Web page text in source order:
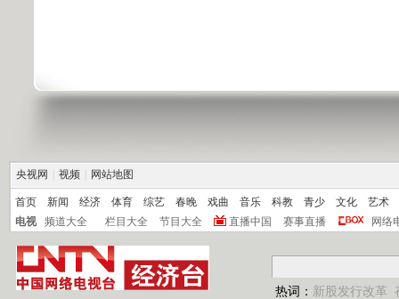
央视网 视频 网站地图
首页 新闻 经济 体育 综艺 春晚 戏曲 音乐 科教 青少 文化
艺术
电视
频道大全 栏目大全 节目大全 直播中国 赛事直播 网络
热词： 新股发行改革